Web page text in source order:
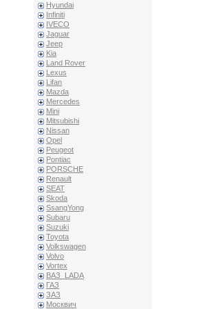
Hyundai
Infiniti
IVECO
Jaguar
Jeep
Kia
Land Rover
Lexus
Lifan
Mazda
Mercedes
Mini
Mitsubishi
Nissan
Opel
Peugeot
Pontiac
PORSCHE
Renault
SEAT
Skoda
SsangYong
Subaru
Suzuki
Toyota
Volkswagen
Volvo
Vortex
ВАЗ_LADA
ГАЗ
ЗАЗ
Москвич